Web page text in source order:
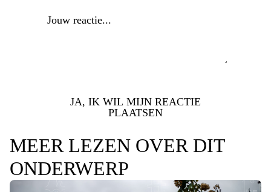
JA, IK WIL MIJN REACTIE
PLAATSEN
MEER LEZEN OVER DIT
ONDERWERP